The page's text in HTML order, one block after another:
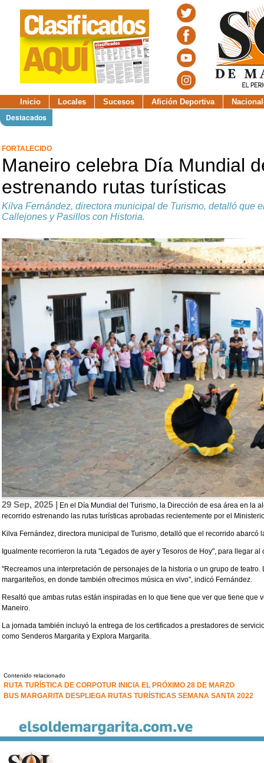
Inicio Locales Sucesos Afición Deportiva
Destacados
FORTALECIDO
Maneiro celebra Día Mundial
estrenando rutas turísticas
Kilva Fernández, directora municipal de Turismo, detalló que
Callejones y Pasillos con Historia.
29 Sep, 2025 | En el Día Mundial del Turismo, la Dirección de esa área en la
recorrido estrenando las rutas turísticas aprobadas recientemente por el
Kilva Fernández, directora municipal de Turismo, detalló que el recorrido abarcó
Igualmente recorrieron la ruta "Legados de ayer y Tesoros de Hoy", para llegar
"Recreamos una interpretación de personajes de la historia o un grupo de teatro.
margariteños, en donde también ofrecimos música en vivo", indicó Fernández.
Resaltó que ambas rutas están inspiradas en lo que tiene que ver que tiene que
Maneiro.
La jornada también incluyó la entrega de los certificados a prestadores de
como Senderos Margarita y Explora Margarita.
Contenido relacionado
RUTA TURÍSTICA DE CORPOTUR INICIA EL PRÓXIMO 28 DE MARZO
BUS MARGARITA DESPLIEGA RUTAS TURÍSTICAS SEMANA SANTA 2022